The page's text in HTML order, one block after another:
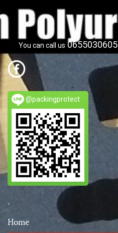
You can call us 0655030605
@packingprotect
.
Home